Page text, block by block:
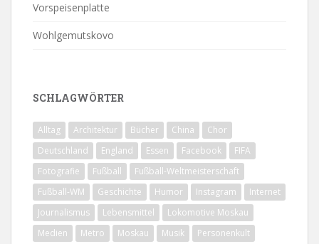
Vorspeisenplatte
Wohlgemutskovo
SCHLAGWÖRTER
Alltag Architektur Bücher China
Chor
Deutschland
England Essen Facebook
FIFA
Fotografie
Fußball
Fußball-Weltmeisterschaft
Fußball-WM
Geschichte Humor Instagram
Internet
Journalismus
Lebensmittel
Lokomotive Moskau
Medien
Metro Moskau Musik
Personenkult